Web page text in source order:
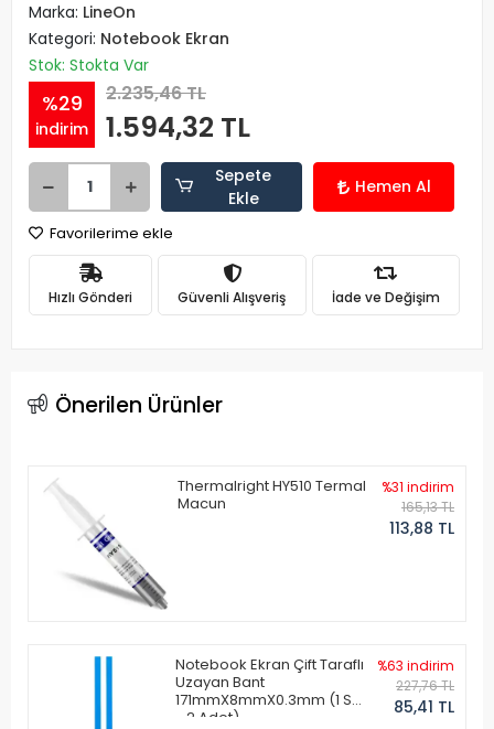
Marka: LineOn
Kategori: Notebook Ekran
Stok: Stokta Var
%29
indirim
2.235,46 TL
1.594,32 TL
Sepete
Ekle
Hemen Al
Favorilerime ekle
Hızlı Gönderi Güvenli Alışveriş İade ve Değişim
Önerilen Ürünler
Thermalright HY510 Termal
Macun
%31 indirim
165,13 TL
113,88 TL
Notebook Ekran Çift Taraflı
Uzayan Bant
171mmX8mmX0.3mm (1 Set
- 2 Adet)
%63 indirim
227,76 TL
85,41 TL